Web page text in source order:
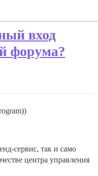
вход
форума?
сервис, так и само
центра управления